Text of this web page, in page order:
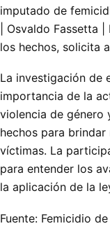
imputado de
| Osvaldo Fassetta
los hechos, solicita
La investigación de
importancia de la
violencia de género
hechos para
víctimas. La
para entender los
la aplicación de la
Fuente: Femicidio